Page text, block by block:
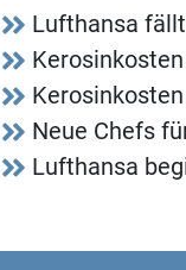
Lufthansa
Neue Chefs
Lufthansa